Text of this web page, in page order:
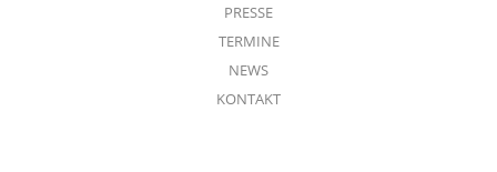
PRESSE
TERMINE
NEWS
KONTAKT